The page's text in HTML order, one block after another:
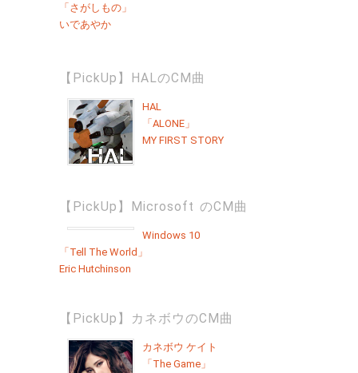
「さがしもの」
いであやか
【PickUp】HALのCM曲
HAL
「ALONE」
MY FIRST STORY
【PickUp】Microsoft のCM曲
Windows 10
「Tell The World」
Eric Hutchinson
【PickUp】カネボウのCM曲
カネボウ ケイト
「The Game」